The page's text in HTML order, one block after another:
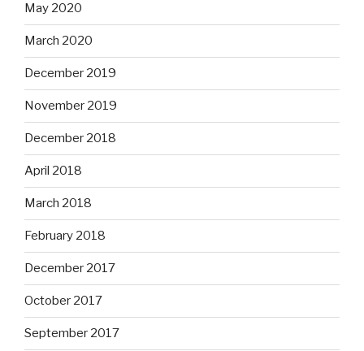
May 2020
March 2020
December 2019
November 2019
December 2018
April 2018
March 2018
February 2018
December 2017
October 2017
September 2017